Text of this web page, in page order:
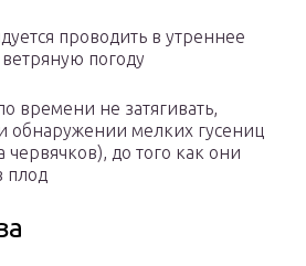
проводить в утреннее
погоду
времени не затягивать,
обнаружении мелких гусениц
до того как они
плод